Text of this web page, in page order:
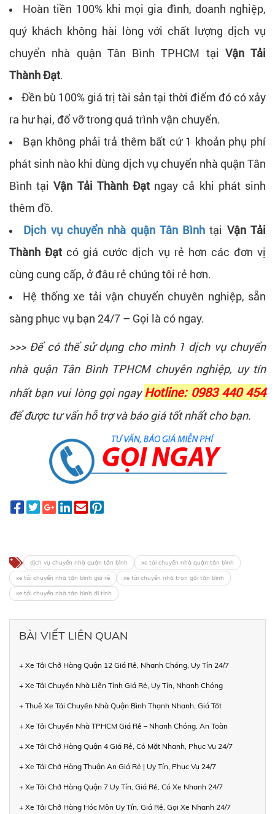
Hoàn tiền 100% khi mọi gia đình, doanh nghiệp,
quý khách không hài lòng với chất lượng dịch vụ
chuyển nhà quận Tân Bình TPHCM tại Vận Tải
Thành Đạt.
Đền bù 100% giá trị tài sản tại thời điểm đó có xảy
ra hư hại, đổ vỡ trong quá trình vận chuyển.
Bạn không phải trả thêm bất cứ 1 khoản phụ phí
phát sinh nào khi dùng dịch vụ chuyển nhà quận Tân
Bình tạiVận Tải Thành Đạt ngay cả khi phát sinh
thêm đồ.
Dịch vụ chuyển nhà quận Tân Bình tại Vận Tải
Thành Đạt có giá cước dịch vụ rẻ hơn các đơn vị
cùng cung cấp, ở đâu rẻ chúng tôi rẻ hơn.
Hệ thống xe tải vận chuyển chuyên nghiệp, sẵn
sàng phục vụ bạn 24/7 – Gọi là có ngay.
>>> Để có thể sử dụng cho mình 1 dịch vụ chuyển
nhà quận Tân Bình TPHCM chuyên nghiệp, uy tín
nhất bạn vui lòng gọi ngay Hotline: 0983 440 454
để được tư vấn hỗ trợ và báo giá tốt nhất cho bạn.
dịch vụ chuyển nhà quận tân bình
xe tải chuyển nhà quận tân bình
xe tải chuyển nhà tân bình giá rẻ
xe tải chuyển nhà trọn gói tân bình
xe tải chuyển nhà tân bình đi tỉnh
BÀI VIẾT LIÊN QUAN
+ Xe Tải Chở Hàng Quận 12 Giá Rẻ, Nhanh Chóng, Uy Tín 24/7
+ Xe Tải Chuyển Nhà Liên Tỉnh Giá Rẻ, Uy Tín, Nhanh Chóng
+ Thuê Xe Tải Chuyển Nhà Quận Bình Thạnh Nhanh, Giá Tốt
+ Xe Tải Chuyển Nhà TPHCM Giá Rẻ – Nhanh Chóng, An Toàn
+ Xe Tải Chở Hàng Quận 4 Giá Rẻ, Có Mặt Nhanh, Phục Vụ 24/7
+ Xe Tải Chở Hàng Thuận An Giá Rẻ | Uy Tín, Phục Vụ 24/7
+ Xe Tải Chở Hàng Quận 7 Uy Tín, Giá Rẻ, Có Xe Nhanh 24/7
+ Xe Tải Chở Hàng Hóc Môn Uy Tín, Giá Rẻ, Gọi Xe Nhanh 24/7